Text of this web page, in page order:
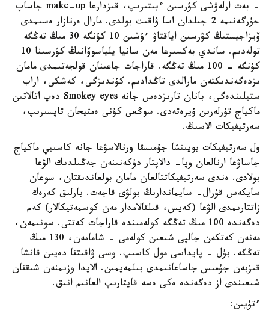
- بەت ارلەۋشى كۋرسىن ءبىتىرىپ، قىزدارعا make-up جاساپ
جۇرگەنىمە 2 جىلدان اسا ۋاقىت بولدى. مارال ەرنازار ەسىمدى
ۆيزاجيستىڭ كۋرسىن اياقتاۋ ءۇشىن 10 كۇنگە 30 مىڭ تەڭگە
تولەدىم. ساندي بەكسىرعا مەن سانيا يلياسوۆانىڭ كۋرسىنا 10
كۇنگە - 100 مىڭ تەڭگە. قاراجات جاعىنان قولجەتىمدى مامان
ىزدەگەندىكتەن مارالدى تاڭدادىم. كۇندىزگى، كەشكى، اراب
ستيلىندەگى، بانان تارىزدەس جانە Smokey eyes دەپ اتالاتىن
ماكياج تۇرلەرىن ۇيرەتەدى. سوڭعى كۇنى ەمتيحان تاپسىرىپ،
سەرتيفيكات الاسىڭ.
ول سەرتيفيكات بويىنشا جۇمىسقا ورنالاسۋعا جانە كاسىبي ماكياج
جاساۋعا ارنالعان وپا- دالاپتار دۇكەنىنەن جەڭىلدىك الۋعا
بولادى. ەندى سەرتيفيكاتتالعان مامان بولعاندىقتان، سوعان
سايكەس قۇرال- سايماندارىڭ بولۋى قاجەت. بارلىق كەرەك
زاتتارىمدى الۋعا (كەيس، قىلقالامدار مەن كوسمەتيكالار) كەم
دەگەندە 100 مىڭ تەڭگە كولەمىندە قاراجات كەتتى. سونىمەن،
مەنەن كەتكەن جالپى شىعىن كولەمى - شامامەن، 130 مىڭ
تەڭگە. بۇل - پايداسى مول كاسىپ. وسى ۋاقىتقا دەيىن قانشا
قىزبەن جۇمىس جاساعانىمدى بىلمەيمىن. الايدا وزىمنەن شىققان
شىعىندى از دەگەندە ەكى ەسە قايتارىپ العانىم انىق.
ءتۇيىن: